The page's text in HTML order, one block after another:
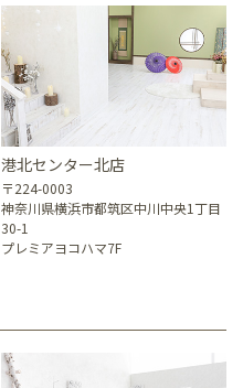
港北センター北店
〒224-0003
神奈川県横浜市都筑区中川中央1丁目
30-1
プレミアヨコハマ7F